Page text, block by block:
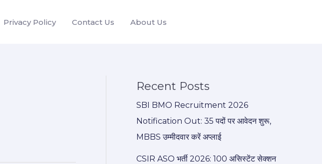
Privacy Policy Contact Us About Us
Recent Posts
SBI BMO Recruitment 2026
Notification Out: 35 पदों पर आवेदन शुरू,
MBBS उम्मीदवार करें अप्लाई
CSIR ASO भर्ती 2026: 100 असिस्टेंट सेक्शन